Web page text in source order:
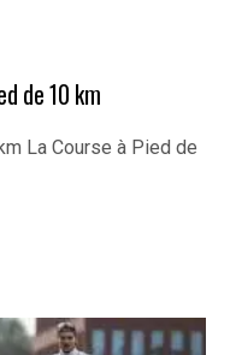
de 10 km
La Course à Pied de